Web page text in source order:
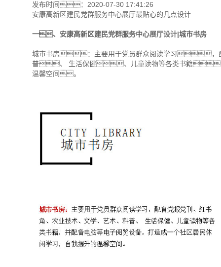
发布时间：2020-07-30 17:41:26
安康高新区建民党群服务中心展厅最贴心的几点设计
一、安康高新区建民党群服务中心展厅设计|城市书房
城市书房：主要用于党员群众阅读学习
普、 生活保健、儿童读物等各类书籍
温馨空间。